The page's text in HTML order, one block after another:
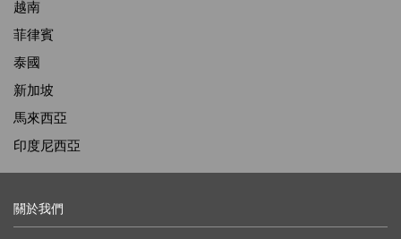
越南
菲律賓
泰國
新加坡
馬來西亞
印度尼西亞
關於我們